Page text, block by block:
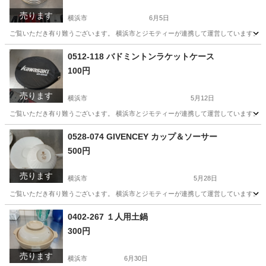
売ります 横浜市 6月5日
ご覧いただき有り難うございます。 横浜市とジモティーが連携して運営していま
神奈川 横浜市 リユース
売ります
0512-118 バドミントンラケットケース
100円
横浜市 5月12日
ご覧いただき有り難うございます。 横浜市とジモティーが連携して運営していま
神奈川 横浜市 バドミントンラケットケース
売ります
0528-074 GIVENCEY カップ＆ソーサー
500円
横浜市 5月28日
ご覧いただき有り難うございます。 横浜市とジモティーが連携して運営していま
神奈川 横浜市 リユース
売ります
0402-267 １人用土鍋
300円
横浜市 6月30日